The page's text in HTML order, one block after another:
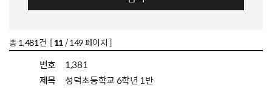
총 1,481건 [11/ 149 페이지 ]
번호
1,381
제목
성덕초등학교 6학년 1반